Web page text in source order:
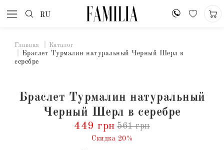
RU
Главная Каталог
Браслет Турмалин натуральный Черный Шерл в
серебре
Браслет Турмалин натуральный
Черный Шерл в серебре
449 грн 561 грн
Скидка 20%